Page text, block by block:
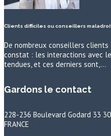
Clients difficiles ou conseillers
De nombreux conseillers
constat : les interactions avec
tendues, et ces derniers sont,…
Gardons le contact
228-236 Boulevard Godard 33
FRANCE